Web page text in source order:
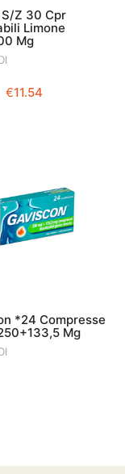
Z 30 Cpr
Limone
Mg
IL
€11.54
*24 Compresse
Mg